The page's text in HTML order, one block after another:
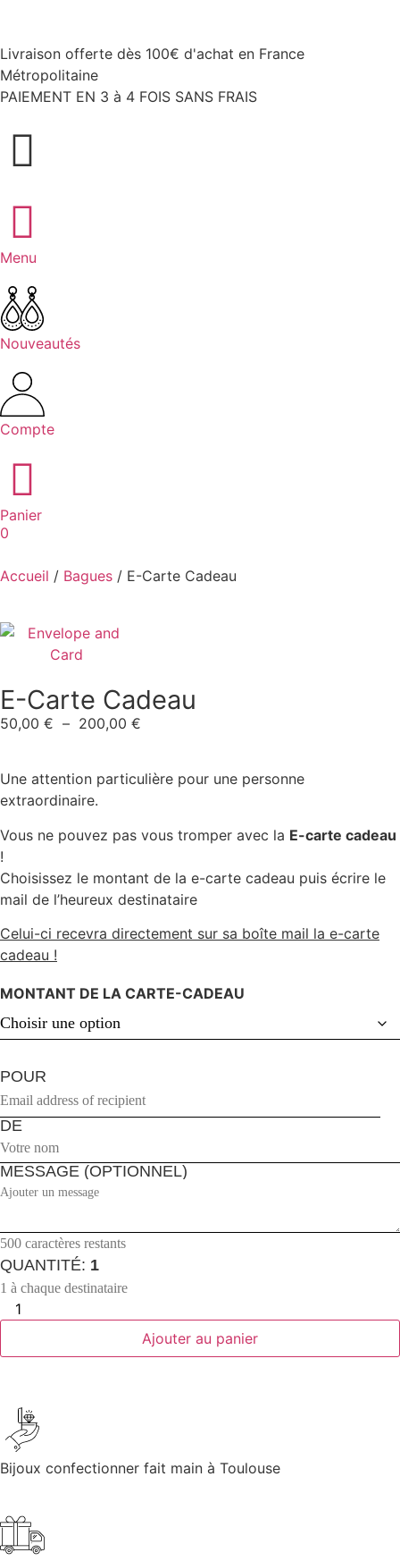
Livraison offerte dès 100€ d'achat en France
Métropolitaine
PAIEMENT EN 3 à 4 FOIS SANS FRAIS
Menu
Nouveautés
Compte
Panier
0
Accueil / Bagues / E-Carte Cadeau
E-Carte Cadeau
50,00 € – 200,00 €
Une attention particulière pour une personne
extraordinaire.
Vous ne pouvez pas vous tromper avec la E-carte cadeau
!
Choisissez le montant de la e-carte cadeau puis écrire le
mail de l’heureux destinataire
Celui-ci recevra directement sur sa boîte mail la e-carte
cadeau !
MONTANT DE LA CARTE-CADEAU
POUR
DE
MESSAGE (OPTIONNEL)
500 caractères restants
QUANTITÉ: 1
1 à chaque destinataire
Ajouter au panier
Bijoux confectionner fait main à Toulouse